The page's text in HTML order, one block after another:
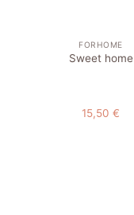
FORHOME
Sweet home
15,50 €